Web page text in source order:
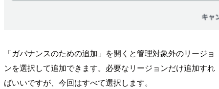
「ガバナンスのための追加」を開くと管理対象外のリージョ
ンを選択して追加できます。必要なリージョンだけ追加すれ
ばいいですが、今回はすべて選択します。